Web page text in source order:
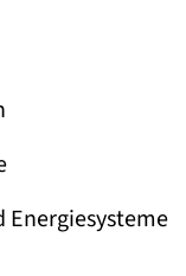
Energiesysteme